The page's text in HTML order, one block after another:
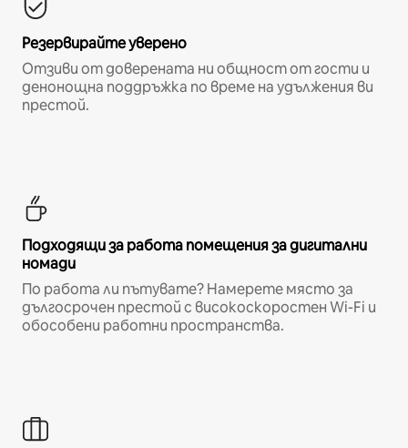
Резервирайте уверено
Отзиви от доверената ни общност от гости и
денонощна поддръжка по време на удължения ви
престой.
Подходящи за работа помещения за дигитални
номади
По работа ли пътувате? Намерете място за
дългосрочен престой с високоскоростен Wi-Fi и
обособени работни пространства.